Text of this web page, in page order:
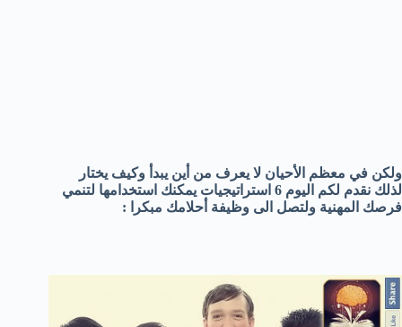
ولكن في معظم الأحيان لا يعرف من أين يبدأ وكيف يختار
لذلك نقدم لكم اليوم 6 استراتيجيات يمكنك استخدامها لتنمي
فرصك المهنية ولتصل الى وظيفة أحلامك مبكرا :